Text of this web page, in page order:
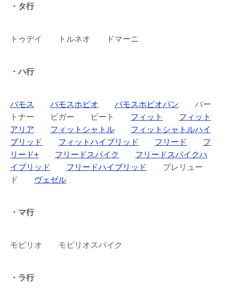
・タ行
トゥデイ トルネオ ドマーニ
・ハ行
バモス バモスホビオ バモスホビオバン パー
トナー ビガー ビート フィット
フィット
アリア
フィットシャトル
フィットシャトルハイ
ブリッド
フィットハイブリッド フリード
フ
リード+
フリードスパイク
フリードスパイクハ
イブリッド
フリードハイブリッド
プレリュー
ド
ヴェゼル
・マ行
モビリオ モビリオスパイク
・ラ行